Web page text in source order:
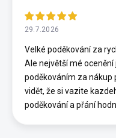
29.7.2026
Velké poděkování za
Ale největší mé
poděkováním za nákup
vidět, že si vazite
poděkování a přání